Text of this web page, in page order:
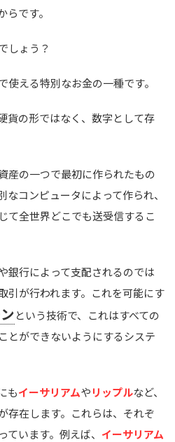
です。
しょう？
使える特別なお金の一種です。
貨の形ではなく、数字として存
産の一つで最初に作られたもの
なコンピュータによって作られ、
て全世界どこでも送受信するこ
銀行によって支配されるのでは
引が行われます。これを可能にす
という技術で、これはすべての
とができないようにするシステ
もイーサリアムやリップルなど、
存在します。これらは、それぞ
います。例えば、 イーサリアム